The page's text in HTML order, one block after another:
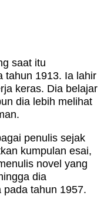
saat itu
tahun 1913. Ia lahir
keras. Dia belajar
dia lebih melihat
penulis sejak
kumpulan esai,
novel yang
dia
tahun 1957.